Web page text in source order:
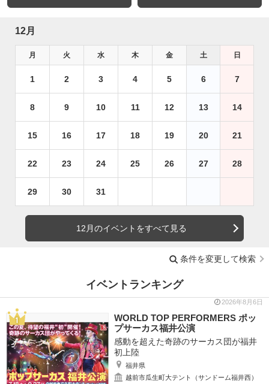
12月
月 火 水 木 金 土 日
1 2 3 4 5 6 7
8 9 10 11 12 13 14
15 16 17 18 19 20 21
22 23 24 25 26 27 28
29 30 31
12月のイベントをすべて見る
条件を変更して検索
イベントランキング
2026年8月6日
WORLD TOP PERFORMERS ポッ
プサーカス福井公演
感動を超えた奇跡のサーカス団が福井
初上陸
福井県
越前市瓜生町大テント（サンドーム福井西）